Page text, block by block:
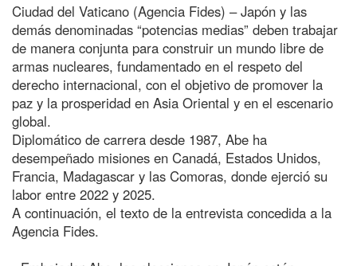
Ciudad del Vaticano (Agencia Fides) – Japón y las
demás denominadas “potencias medias” deben trabajar
de manera conjunta para construir un mundo libre de
armas nucleares, fundamentado en el respeto del
derecho internacional, con el objetivo de promover la
paz y la prosperidad en Asia Oriental y en el escenario
global.
Diplomático de carrera desde 1987, Abe ha
desempeñado misiones en Canadá, Estados Unidos,
Francia, Madagascar y las Comoras, donde ejerció su
labor entre 2022 y 2025.
A continuación, el texto de la entrevista concedida a la
Agencia Fides.